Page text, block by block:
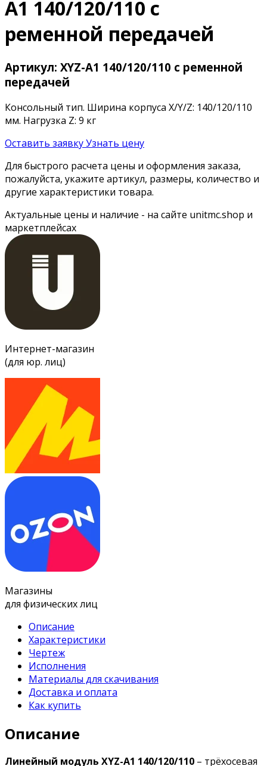
A1 140/120/110 с
ременной передачей
Артикул: XYZ-A1 140/120/110 с ременной
передачей
Консольный тип. Ширина корпуса X/Y/Z: 140/120/110
мм. Нагрузка Z: 9 кг
Оставить заявкуУзнать цену
Для быстрого расчета цены и оформления заказа,
пожалуйста, укажите артикул, размеры, количество и
другие характеристики товара.
Актуальные цены и наличие - на сайте unitmc.shop и
маркетплейсах
Интернет-магазин
(для юр. лиц)
Магазины
для физических лиц
Описание
Характеристики
Чертеж
Исполнения
Материалы для скачивания
Доставка и оплата
Как купить
Описание
Линейный модуль XYZ-A1 140/120/110 – трёхосевая